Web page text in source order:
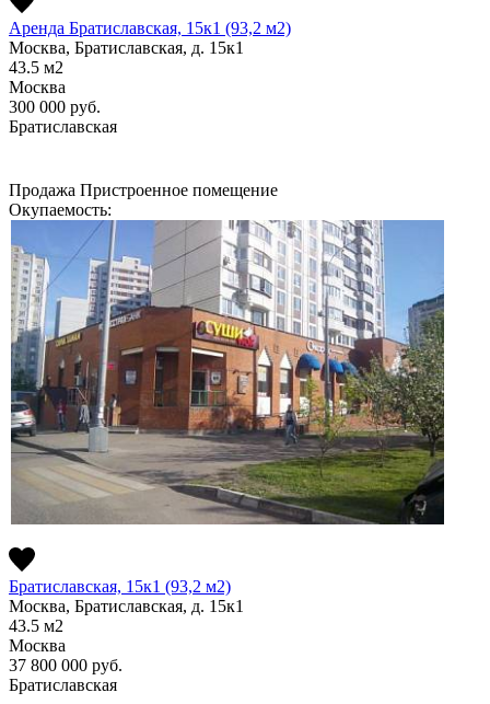
Аренда Братиславская, 15к1 (93,2 м2)
Москва, Братиславская, д. 15к1
43.5 м2
Москва
300 000 руб.
Братиславская
Продажа Пристроенное помещение
Окупаемость:
Братиславская, 15к1 (93,2 м2)
Москва, Братиславская, д. 15к1
43.5 м2
Москва
37 800 000 руб.
Братиславская